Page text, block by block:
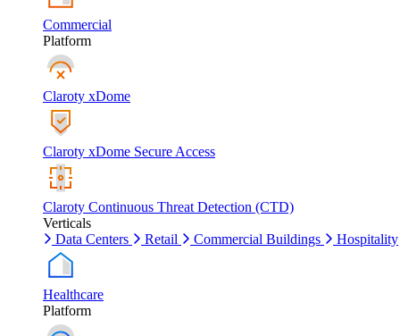
Commercial
Platform
Claroty xDome
Claroty xDome Secure Access
Claroty Continuous Threat Detection (CTD)
Verticals
Data Centers
Retail Commercial Buildings Hospitality
Healthcare
Platform